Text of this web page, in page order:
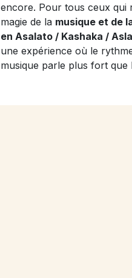
encore. Pour tous ceux qui
magie de la musique et de
en Asalato / Kashaka /
une expérience où le
musique parle plus fort que